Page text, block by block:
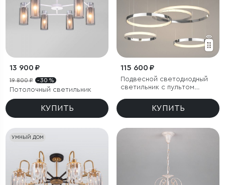
13 900 ₽
19 800 ₽ - 30 %
Потолочный светильник
КУПИТЬ
115 600 ₽
Подвесной светодиодный
светильник с пультом
КУПИТЬ
УМНЫЙ ДОМ